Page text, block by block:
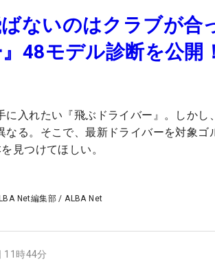
ないのはクラブが
48モデル診断を公
に入れたい『飛ぶドライバー』。しか
なる。そこで、最新ドライバーを対象
見つけてほしい。
Net編集部 / ALBA Net
11時44分